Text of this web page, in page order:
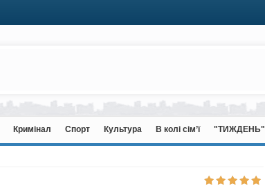
Кримінал Спорт Культура В колі сім’ї "ТИЖДЕНЬ"